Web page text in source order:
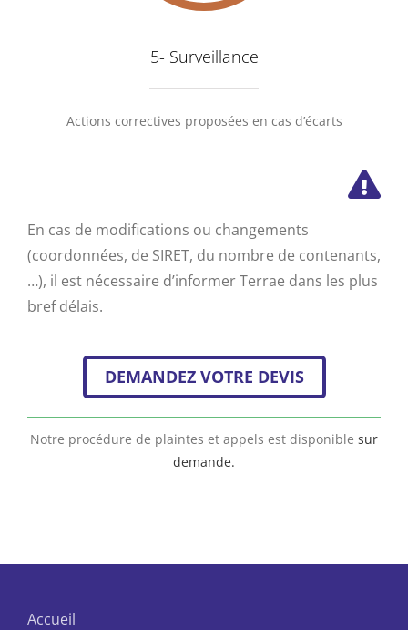
5- Surveillance
Actions correctives proposées en cas d’écarts
En cas de modifications ou changements
(coordonnées, de SIRET, du nombre de contenants,
…), il est nécessaire d’informer Terrae dans les plus
bref délais.
DEMANDEZ VOTRE DEVIS
Notre procédure de plaintes et appels est disponible sur
demande.
Accueil